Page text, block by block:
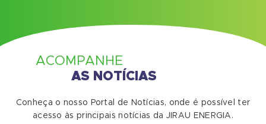
ACOMPANHE
AS NOTÍCIAS
Conheça o nosso Portal de Notícias, onde é possível ter
acesso às principais notícias da JIRAU ENERGIA.